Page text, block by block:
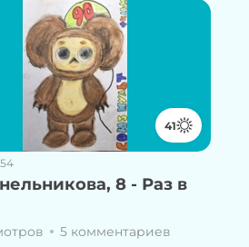
41
8 - Раз в
5 комментариев